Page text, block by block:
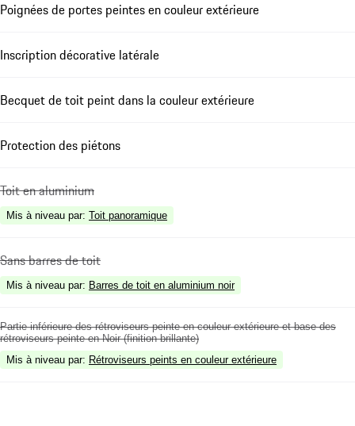
Poignées de portes peintes en couleur extérieure
Inscription décorative latérale
Becquet de toit peint dans la couleur extérieure
Protection des piétons
Toit en aluminium
Mis à niveau par: Toit panoramique
Sans barres de toit
Mis à niveau par: Barres de toit en aluminium noir
Partie inférieure des rétroviseurs peinte en couleur extérieure et base des
rétroviseurs peinte en Noir (finition brillante)
Mis à niveau par: Rétroviseurs peints en couleur extérieure